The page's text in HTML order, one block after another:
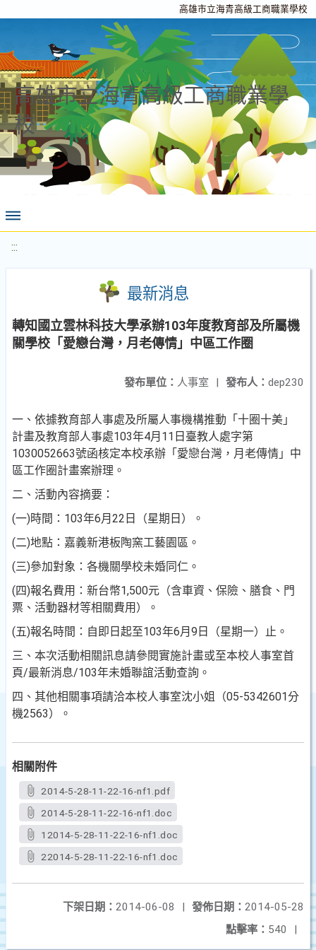
高雄市立海青高級工商職業學校
高雄市立海青高級工商職業學
校
:::
最新消息
轉知國立雲林科技大學承辦103年度教育部及所屬機
關學校「愛戀台灣，月老傳情」中區工作圈
發布人： dep230
發布單位： 人事室 |
一、依據教育部人事處及所屬人事機構推動「十圈十美」
計畫及教育部人事處103年4月11日臺教人處字第
1030052663號函核定本校承辦「愛戀台灣，月老傳情」中
區工作圈計畫案辦理。
二、活動內容摘要：
(一)時間：103年6月22日（星期日）。
(二)地點：嘉義新港板陶窯工藝園區。
(三)參加對象：各機關學校未婚同仁。
(四)報名費用：新台幣1,500元（含車資、保險、膳食、門
票、活動器材等相關費用）。
(五)報名時間：自即日起至103年6月9日（星期一）止。
三、本次活動相關訊息請參閱實施計畫或至本校人事室首
頁/最新消息/103年未婚聯誼活動查詢。
四、其他相關事項請洽本校人事室沈小姐（05-5342601分
機2563）。
相關附件
2014-5-28-11-22-16-nf1.pdf
2014-5-28-11-22-16-nf1.doc
12014-5-28-11-22-16-nf1.doc
22014-5-28-11-22-16-nf1.doc
發佈日期： 2014-05-28
下架日期： 2014-06-08
|
點擊率： 540 |